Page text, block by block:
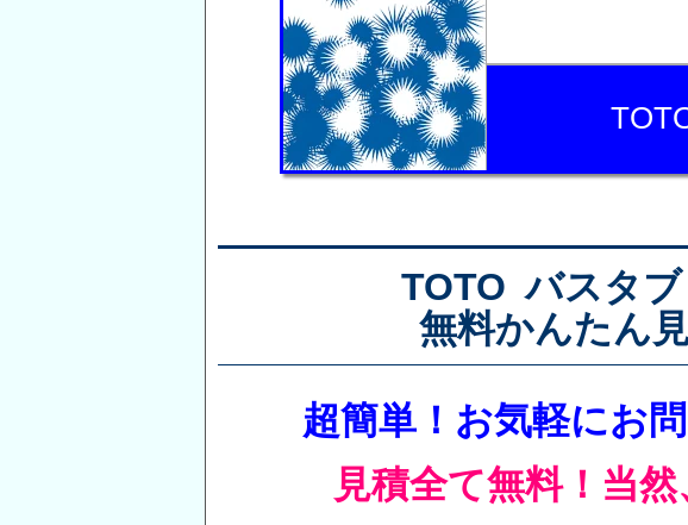
TOTO バスタ
無料かんたん
超簡単！お気軽にお
見積全て無料！当